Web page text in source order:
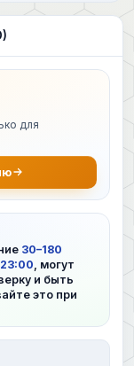
для
30–180
, могут
и быть
это при